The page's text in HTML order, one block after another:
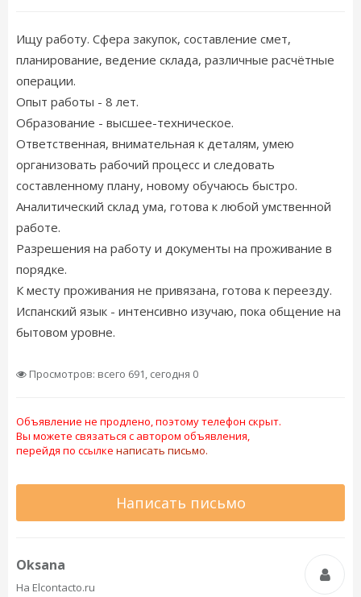
Ищу работу. Сфера закупок, составление смет,
планирование, ведение склада, различные расчётные
операции.
Опыт работы - 8 лет.
Образование - высшее-техническое.
Ответственная, внимательная к деталям, умею
организовать рабочий процесс и следовать
составленному плану, новому обучаюсь быстро.
Аналитический склад ума, готова к любой умственной
работе.
Разрешения на работу и документы на проживание в
порядке.
К месту проживания не привязана, готова к переезду.
Испанский язык - интенсивно изучаю, пока общение на
бытовом уровне.
Просмотров: всего 691, сегодня 0
Объявление не продлено, поэтому телефон скрыт.
Вы можете связаться с автором объявления,
перейдя по ссылке написать письмо.
Написать письмо
Oksana
На Elcontacto.ru